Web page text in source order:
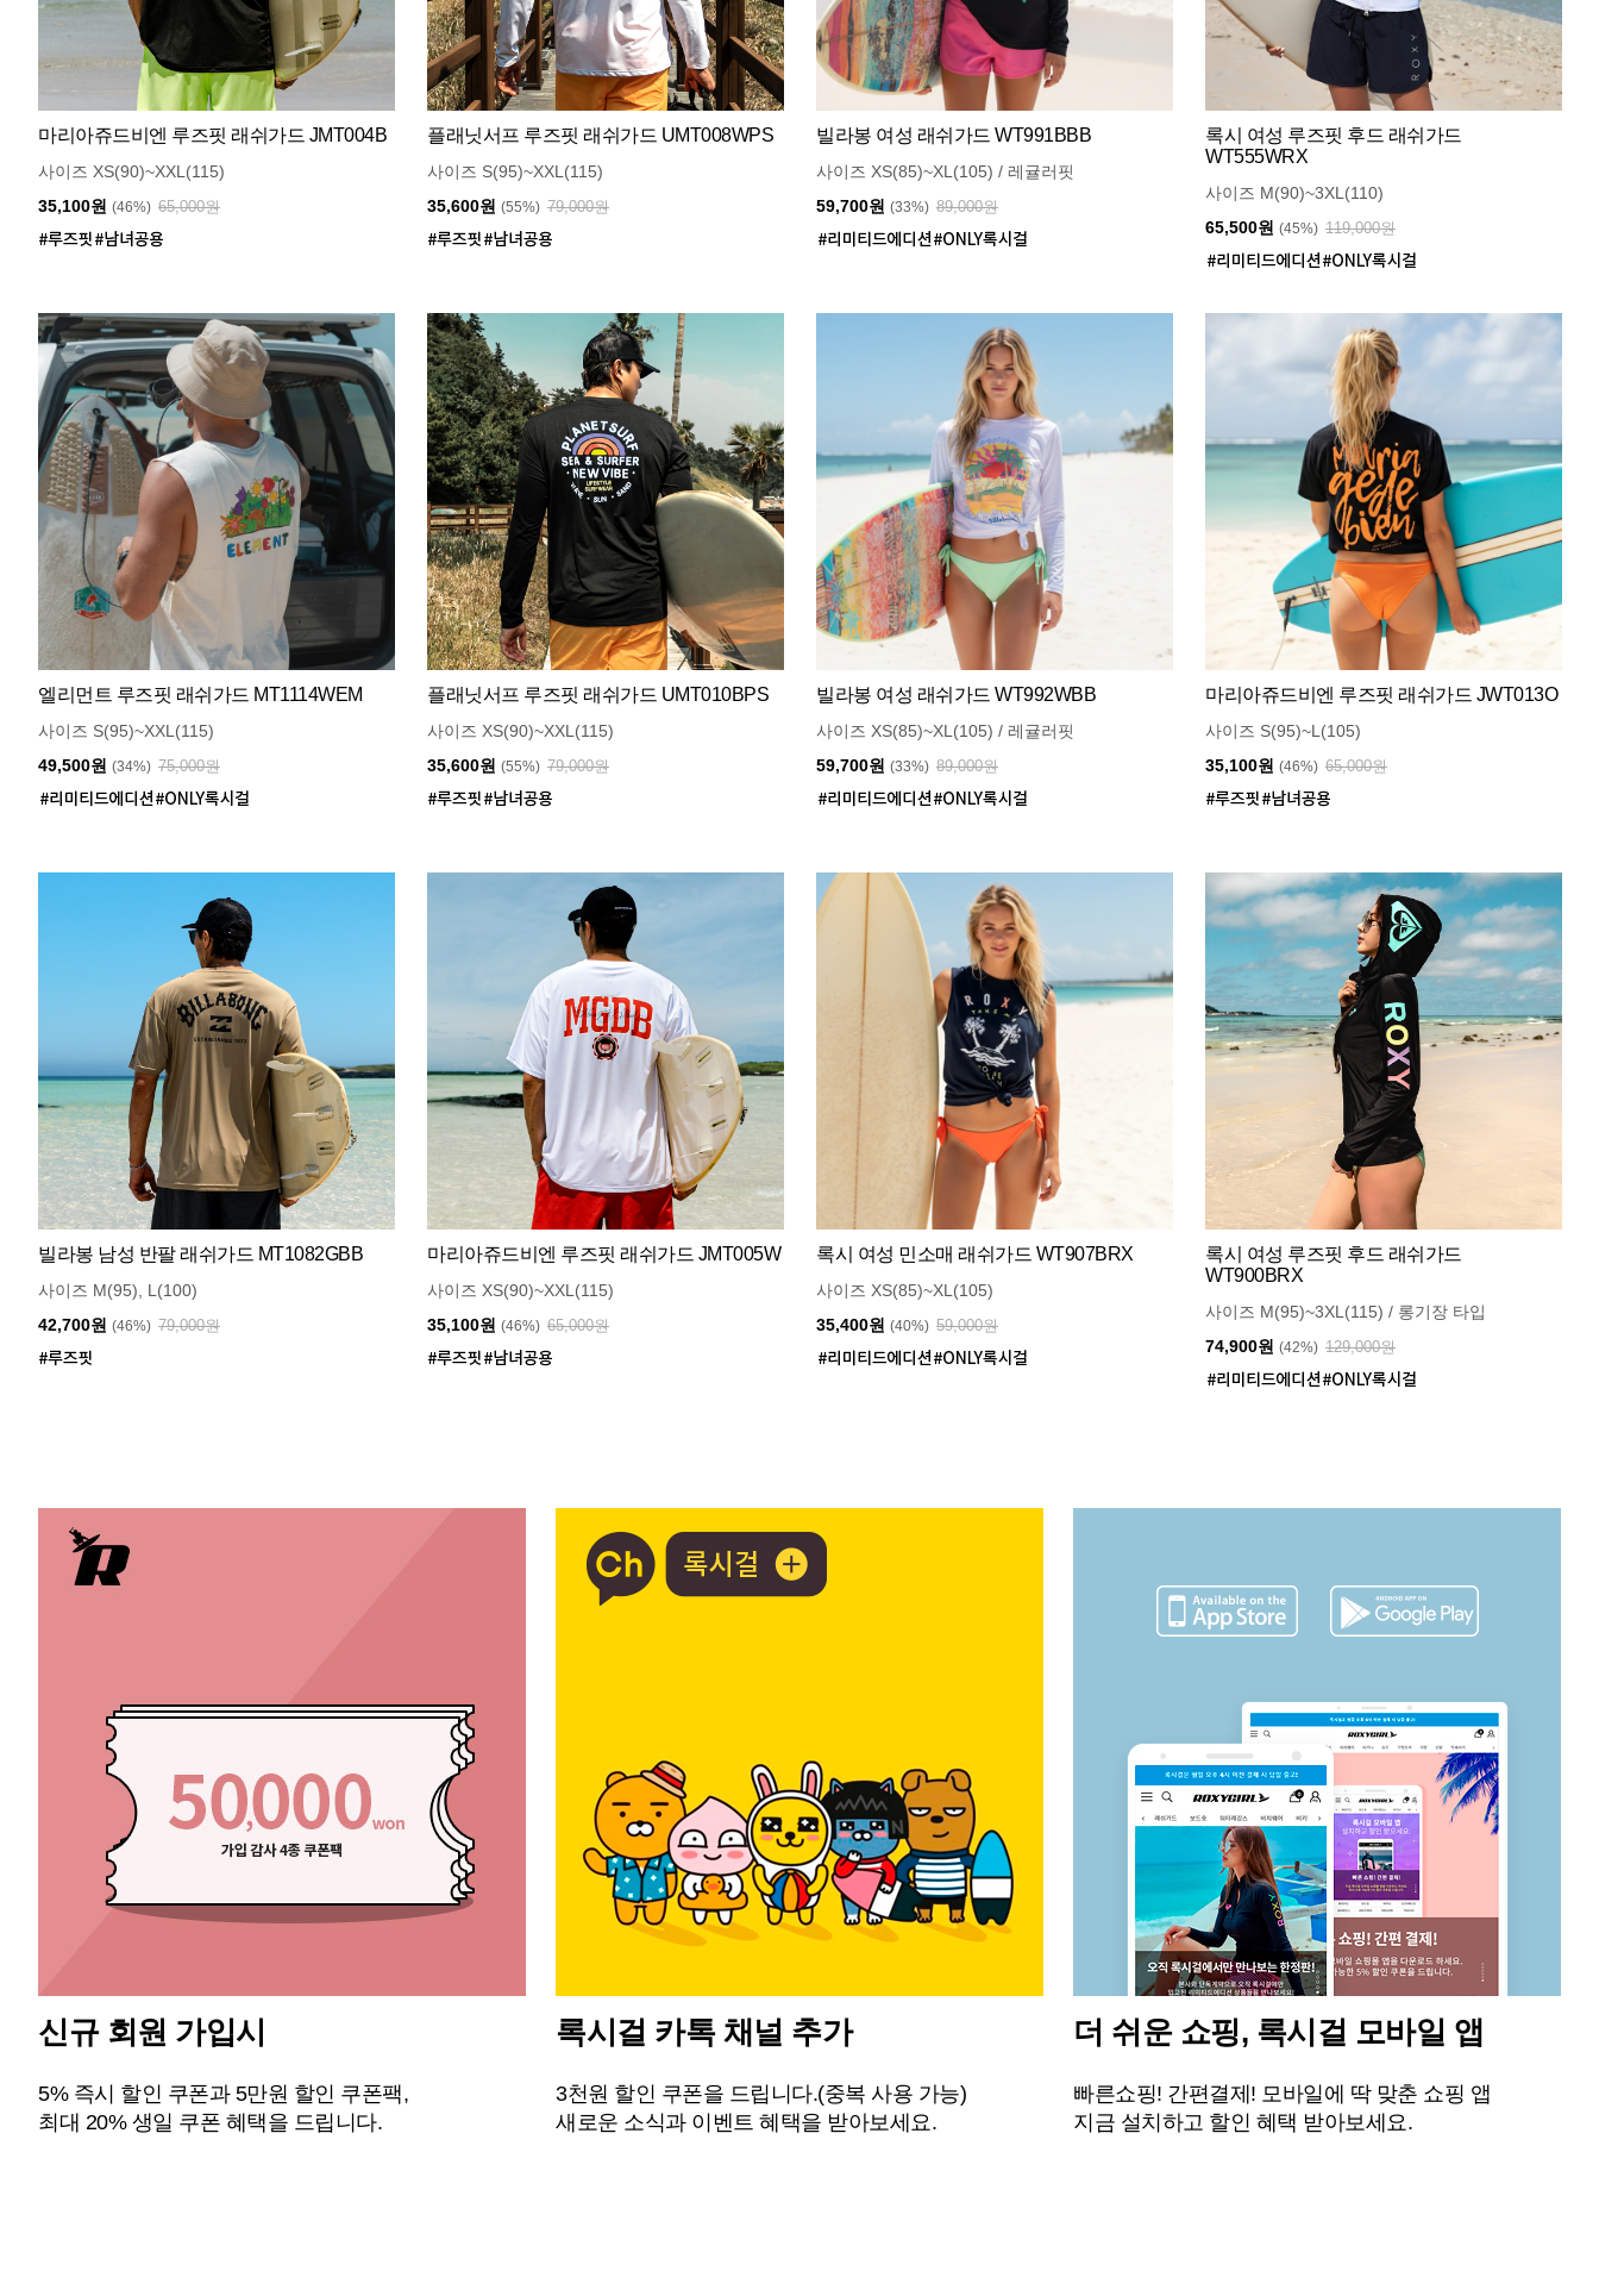
마리아쥬드비엔 루즈핏 래쉬가드 JMT004B
사이즈 XS(90)~XXL(115)
35,100원 (46%) 65,000원
플래닛서프 루즈핏 래쉬가드 UMT008WPS
사이즈 S(95)~XXL(115)
35,600원 (55%) 79,000원
빌라봉 여성 래쉬가드 WT991BBB
사이즈 XS(85)~XL(105) / 레귤러핏
59,700원 (33%) 89,000원
록시 여성 루즈핏 후드 래쉬가드
WT555WRX
사이즈 M(90)~3XL(110)
65,500원 (45%) 119,000원
엘리먼트 루즈핏 래쉬가드 MT1114WEM
사이즈 S(95)~XXL(115)
49,500원 (34%) 75,000원
플래닛서프 루즈핏 래쉬가드 UMT010BPS
사이즈 XS(90)~XXL(115)
35,600원 (55%) 79,000원
빌라봉 여성 래쉬가드 WT992WBB
사이즈 XS(85)~XL(105) / 레귤러핏
59,700원 (33%) 89,000원
마리아쥬드비엔 루즈핏 래쉬가드 JWT013O
사이즈 S(95)~L(105)
35,100원 (46%) 65,000원
빌라봉 남성 반팔 래쉬가드 MT1082GBB
사이즈 M(95), L(100)
42,700원 (46%) 79,000원
마리아쥬드비엔 루즈핏 래쉬가드 JMT005W
사이즈 XS(90)~XXL(115)
35,100원 (46%) 65,000원
록시 여성 민소매 래쉬가드 WT907BRX
사이즈 XS(85)~XL(105)
35,400원 (40%) 59,000원
록시 여성 루즈핏 후드 래쉬가드
WT900BRX
사이즈 M(95)~3XL(115) / 롱기장 타입
74,900원 (42%) 129,000원
신규 회원 가입시
5% 즉시 할인 쿠폰과 5만원 할인 쿠폰팩,
최대 20% 생일 쿠폰 혜택을 드립니다.
록시걸 카톡 채널 추가
3천원 할인 쿠폰을 드립니다.(중복 사용 가능)
새로운 소식과 이벤트 혜택을 받아보세요.
더 쉬운 쇼핑, 록시걸 모바일 앱
빠른쇼핑! 간편결제! 모바일에 딱 맞춘 쇼핑 앱
지금 설치하고 할인 혜택 받아보세요.